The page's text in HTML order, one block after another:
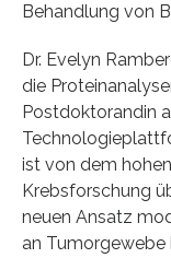
Behandlung von
Dr. Evelyn
die
Postdoktorandin
ist von dem
Krebsforschung
neuen Ansatz
an